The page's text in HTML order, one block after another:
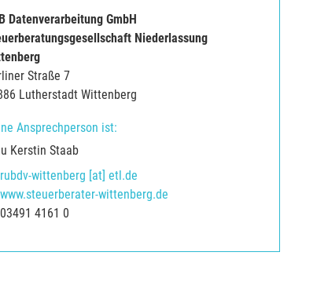
Datenverarbeitung GmbH
Niederlassung
Straße 7
Lutherstadt Wittenberg
Ansprechperson ist:
Kerstin Staab
Mail
rubdv-wittenberg [at] etl.de
www.steuerberater-wittenberg.de
03491 4161 0